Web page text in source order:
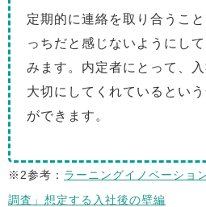
定期的に連絡を取り合うこ
っちだと感じないようにし
みます。内定者にとって、
大切にしてくれているとい
ができます。
※2参考： ラーニングイノベーショ
調査」想定する入社後の壁編